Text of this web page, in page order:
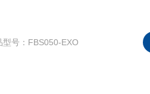
型号：FBS050-EXO